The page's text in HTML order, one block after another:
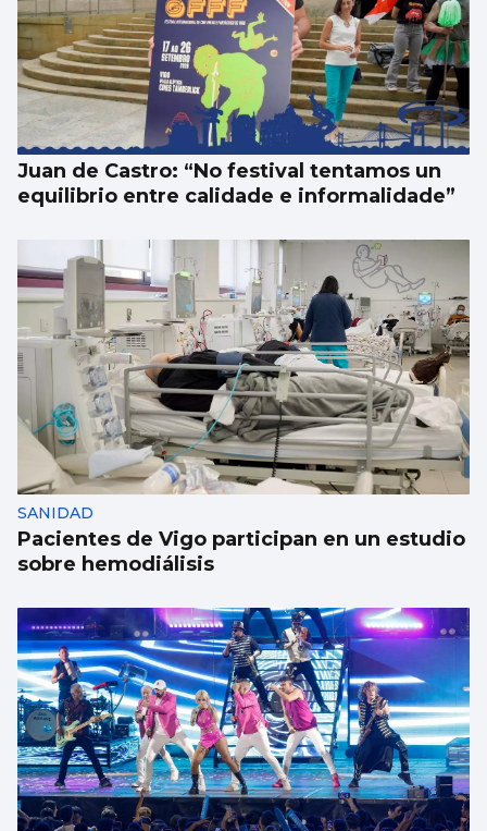
Juan de Castro: “No festival tentamos un
equilibrio entre calidade e informalidade”
SANIDAD
Pacientes de Vigo participan en un estudio
sobre hemodiálisis